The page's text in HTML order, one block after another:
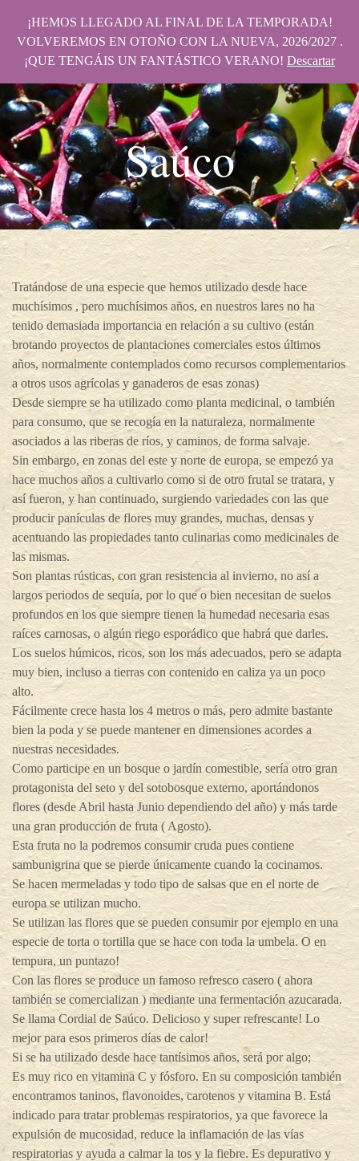
Saúco
Tratándose de una especie que hemos utilizado desde hace
muchísimos , pero muchísimos años, en nuestros lares no ha
tenido demasiada importancia en relación a su cultivo (están
brotando proyectos de plantaciones comerciales estos últimos
años, normalmente contemplados como recursos complementarios
a otros usos agrícolas y ganaderos de esas zonas)
Desde siempre se ha utilizado como planta medicinal, o también
para consumo, que se recogía en la naturaleza, normalmente
asociados a las riberas de ríos, y caminos, de forma salvaje.
Sin embargo, en zonas del este y norte de europa, se empezó ya
hace muchos años a cultivarlo como si de otro frutal se tratara, y
así fueron, y han continuado, surgiendo variedades con las que
producir panículas de flores muy grandes, muchas, densas y
acentuando las propiedades tanto culinarias como medicinales de
las mismas.
Son plantas rústicas, con gran resistencia al invierno, no así a
largos periodos de sequía, por lo que o bien necesitan de suelos
profundos en los que siempre tienen la humedad necesaria esas
raíces carnosas, o algún riego esporádico que habrá que darles.
Los suelos húmicos, ricos, son los más adecuados, pero se adapta
muy bien, incluso a tierras con contenido en caliza ya un poco
alto.
Fácilmente crece hasta los 4 metros o más, pero admite bastante
bien la poda y se puede mantener en dimensiones acordes a
nuestras necesidades.
Como participe en un bosque o jardín comestible, sería otro gran
protagonista del seto y del sotobosque externo, aportándonos
flores (desde Abril hasta Junio dependiendo del año) y más tarde
una gran producción de fruta ( Agosto).
Esta fruta no la podremos consumir cruda pues contiene
sambunigrina que se pierde únicamente cuando la cocinamos.
Se hacen mermeladas y todo tipo de salsas que en el norte de
europa se utilizan mucho.
Se utilizan las flores que se pueden consumir por ejemplo en una
especie de torta o tortilla que se hace con toda la umbela. O en
tempura, un puntazo!
Con las flores se produce un famoso refresco casero ( ahora
también se comercializan ) mediante una fermentación azucarada.
Se llama Cordial de Saúco. Delicioso y super refrescante! Lo
mejor para esos primeros días de calor!
Si se ha utilizado desde hace tantísimos años, será por algo;
Es muy rico en vitamina C y fósforo. En su composición también
encontramos taninos, flavonoides, carotenos y vitamina B. Está
indicado para tratar problemas respiratorios, ya que favorece la
expulsión de mucosidad, reduce la inflamación de las vías
respiratorias y ayuda a calmar la tos y la fiebre. Es depurativo y
¡HEMOS LLEGADO AL FINAL DE LA TEMPORADA!
VOLVEREMOS EN OTOÑO CON LA NUEVA, 2026/2027 .
¡QUE TENGÁIS UN FANTÁSTICO VERANO! Descartar